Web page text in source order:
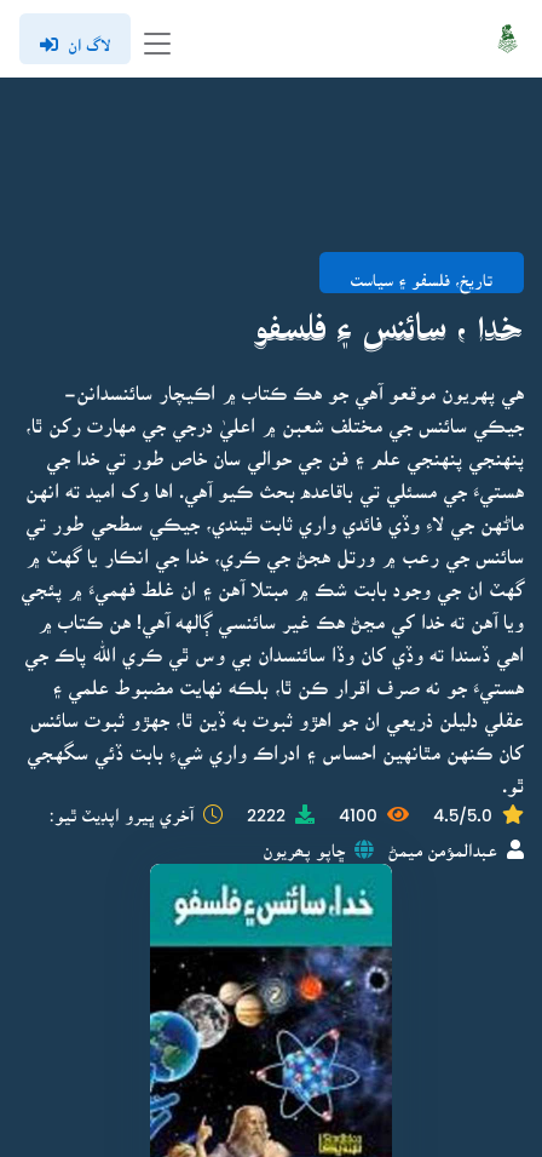
لاگ ان
تاريخ، فلسفو ۽ سياست
خدا ، سائنس ۽ فلسفو
هي پهريون موقعو آهي جو هڪ ڪتاب ۾ اڪيچار سائنسدانن-
جيڪي سائنس جي مختلف شعبن ۾ اعليٰ درجي جي مهارت رکن ٿا،
پنهنجي پنهنجي علم ۽ فن جي حوالي سان خاص طور تي خدا جي
هستيءَ جي مسئلي تي باقاعده بحث ڪيو آهي. اها وک اميد ته انهن
ماڻهن جي لاءِ وڏي فائدي واري ثابت ٿيندي، جيڪي سطحي طور تي
سائنس جي رعب ۾ ورتل هجڻ جي ڪري، خدا جي انڪار يا گهٽ ۾
گهٽ ان جي وجود بابت شڪ ۾ مبتلا آهن ۽ ان غلط فهميءَ ۾ پئجي
ويا آهن ته خدا کي مڃڻ هڪ غير سائنسي ڳالهه آهي! هن ڪتاب ۾
اهي ڏسندا ته وڏي کان وڏا سائنسدان بي وس ٿي ڪري الله پاڪ جي
هستيءَ جو نه صرف اقرار ڪن ٿا، بلڪه نهايت مضبوط علمي ۽
عقلي دليلن ذريعي ان جو اهڙو ثبوت به ڏين ٿا، جهڙو ثبوت سائنس
کان ڪنهن مٿانهين احساس ۽ ادراڪ واري شيءِ بابت ڏئي سگهجي
ٿو.
4.5/5.0
4100
2222 آخري ڀيرو اپڊيٽ ٿيو:
عبدالمؤمن ميمڻ ڇاپو پھريون